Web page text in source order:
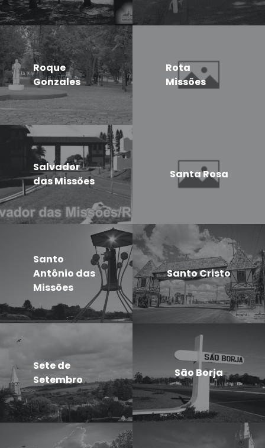
Roque
Gonzales
Rota
Missões
Salvador
das Missões
Santa Rosa
Santo
Antônio das
Missões
Santo Cristo
Sete de
Setembro
São Borja